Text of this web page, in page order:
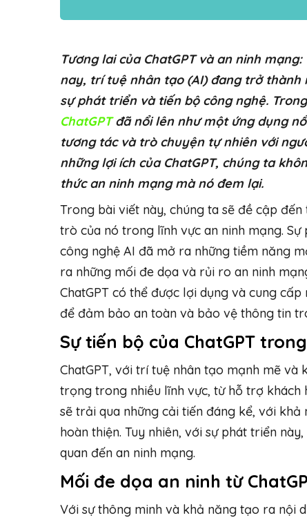
Tương lai của ChatGPT và an ninh
nay, trí tuệ nhân tạo (AI) đang trở thành
sự phát triển và tiến bộ công nghệ.
ChatGPTđã nổi lên như một ứng dụng
tương tác và trò chuyện tự nhiên với
những lợi ích của ChatGPT, chúng ta
thức an ninh mạng mà nó đem lại.
Trong bài viết này, chúng ta sẽ đề cập đến
trò của nó trong lĩnh vực an ninh mạng.
công nghệ AI đã mở ra những tiềm năng
ra những mối đe dọa và rủi ro an ninh
ChatGPT có thể được lợi dụng và cung
để đảm bảo an toàn và bảo vệ thông tin
Sự tiến bộ của ChatGPT
ChatGPT, với trí tuệ nhân tạo mạnh mẽ
trọng trong nhiều lĩnh vực, từ hỗ trợ khách
sẽ trải qua những cải tiến đáng kể, với
hoàn thiện. Tuy nhiên, với sự phát triển
quan đến an ninh mạng.
Mối đe dọa an ninh từ
Với sự thông minh và khả năng tạo ra nội